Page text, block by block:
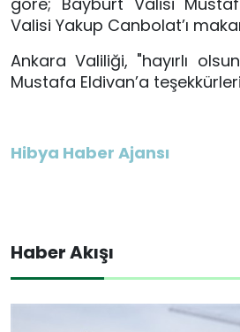
Valisi Yakup Canbolat’ı
Ankara Valiliği, "hayırlı
Mustafa Eldivan’a
Hibya Haber Ajansı
Haber Akışı